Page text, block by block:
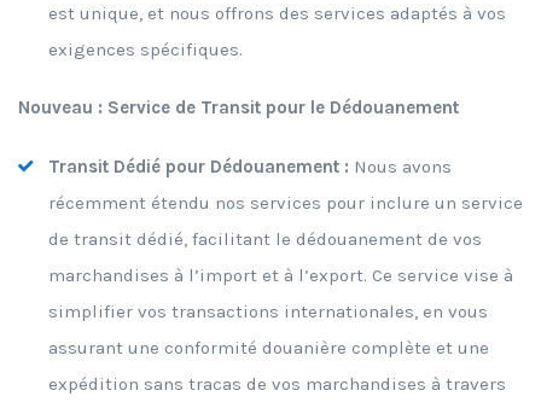
est unique, et nous offrons des services adaptés à vos
exigences spécifiques.
Nouveau : Service de Transit pour le Dédouanement
Transit Dédié pour Dédouanement : Nous avons
récemment étendu nos services pour inclure un service
de transit dédié, facilitant le dédouanement de vos
marchandises à l’import et à l’export. Ce service vise à
simplifier vos transactions internationales, en vous
assurant une conformité douanière complète et une
expédition sans tracas de vos marchandises à travers